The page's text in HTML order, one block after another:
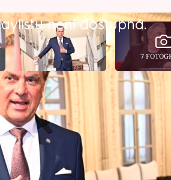
není dostupná.
7
Pipkové Loudové a
představil v pro něj netradiční
Ženy přiznal, právě nové
o své roli dědečka, lásce k